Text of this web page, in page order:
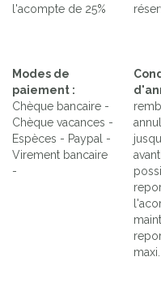
l'acompte de 25%
Modes de
paiement :
Chèque bancaire -
Chèque vacances -
Espèces - Paypal -
Virement bancaire
-
maxi.